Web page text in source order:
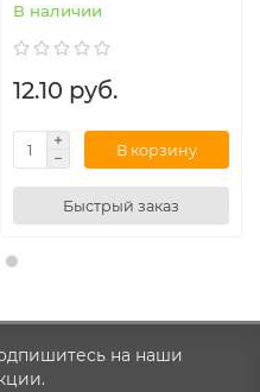
В наличии
12.10 руб.
В корзину
Быстрый заказ
на наши